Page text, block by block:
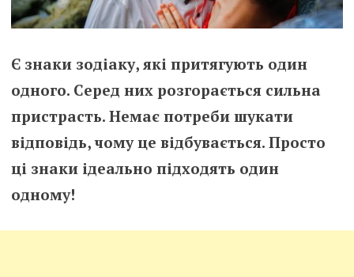
Є знаки зодіаку, які притягують один
одного. Серед них розгорається сильна
пристрасть. Немає потреби шукати
відповідь, чому це відбувається. Просто
ці знаки ідеально підходять один
одному!